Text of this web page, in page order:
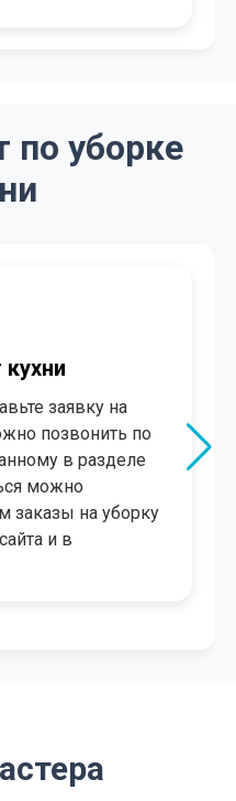
по уборке
менеджер
поможет
уборки кухни
и удобный для вас